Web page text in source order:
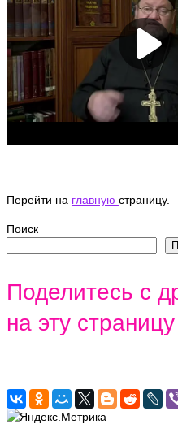
Перейти на главную страницу.
Поиск
Поделитесь с
на эту страницу